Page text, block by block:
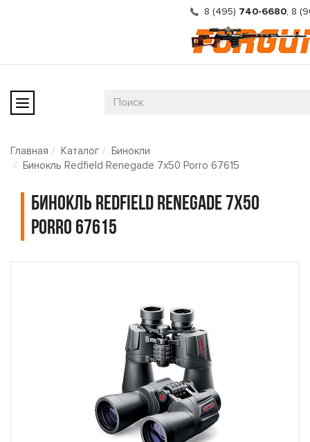
8 (495) 740-6680, 8
Главная Каталог
Бинокли
Бинокль Redfield Renegade 7x50 Porro 67615
Бинокль Redfield Renegade 7x50
Porro 67615